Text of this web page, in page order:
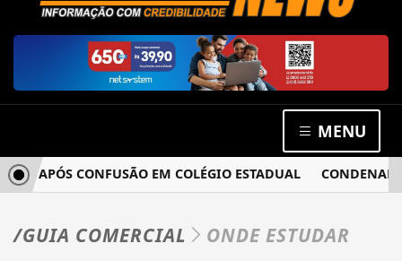
MENU
APÓS CONFUSÃO EM COLÉGIO ESTADUAL
/GUIA COMERCIAL ONDE ESTUDAR